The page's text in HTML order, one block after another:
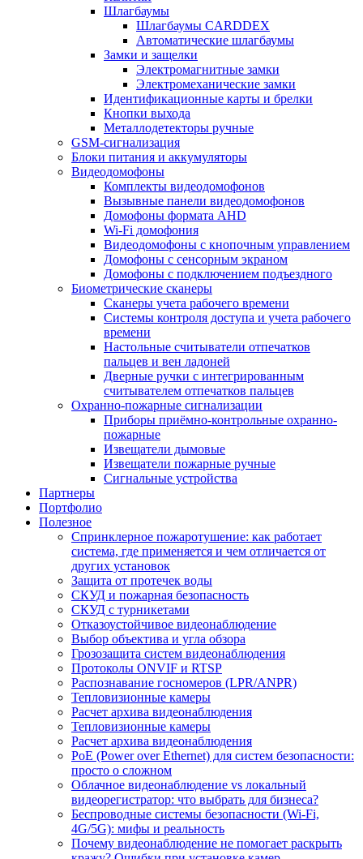
Шлагбаумы
Шлагбаумы CARDDEX
Автоматические шлагбаумы
Замки и защелки
Электромагнитные замки
Электромеханические замки
Идентификационные карты и брелки
Кнопки выхода
Металлодетекторы ручные
GSM-сигнализация
Блоки питания и аккумуляторы
Видеодомофоны
Комплекты видеодомофонов
Вызывные панели видеодомофонов
Домофоны формата AHD
Wi-Fi домофония
Видеодомофоны с кнопочным управлением
Домофоны с сенсорным экраном
Домофоны с подключением подъездного
Биометрические сканеры
Сканеры учета рабочего времени
Системы контроля доступа и учета рабочего
времени
Настольные считыватели отпечатков
пальцев и вен ладоней
Дверные ручки с интегрированным
считывателем отпечатков пальцев
Охранно-пожарные сигнализации
Приборы приёмно-контрольные охранно-
пожарные
Извещатели дымовые
Извещатели пожарные ручные
Сигнальные устройства
Партнеры
Портфолио
Полезное
Спринклерное пожаротушение: как работает
система, где применяется и чем отличается от
других установок
Защита от протечек воды
СКУД и пожарная безопасность
СКУД с турникетами
Отказоустойчивое видеонаблюдение
Выбор объектива и угла обзора
Грозозащита систем видеонаблюдения
Протоколы ONVIF и RTSP
Распознавание госномеров (LPR/ANPR)
Тепловизионные камеры
Расчет архива видеонаблюдения
Тепловизионные камеры
Расчет архива видеонаблюдения
PoE (Power over Ethernet) для систем безопасности:
просто о сложном
Облачное видеонаблюдение vs локальный
видеорегистратор: что выбрать для бизнеса?
Беспроводные системы безопасности (Wi-Fi,
4G/5G): мифы и реальность
Почему видеонаблюдение не помогает раскрыть